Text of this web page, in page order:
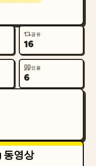
공유
16
인용
6
영상